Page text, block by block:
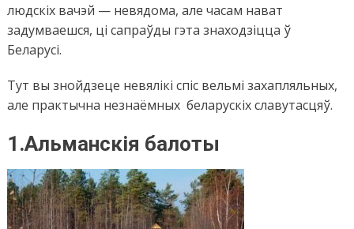
людскіх вачэй — невядома, але часам нават
задумваешся, ці сапраўды гэта знаходзіцца ў
Беларусі.
Тут вы знойдзеце невялікі спіс вельмі захапляльных,
але практычна незнаёмных беларускіхславутасцяў.
1.Альманскія балоты